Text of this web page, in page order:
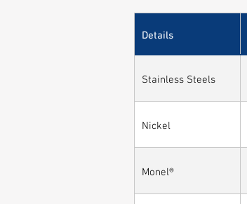
Details
Stainless Steels
Nickel
Monel®